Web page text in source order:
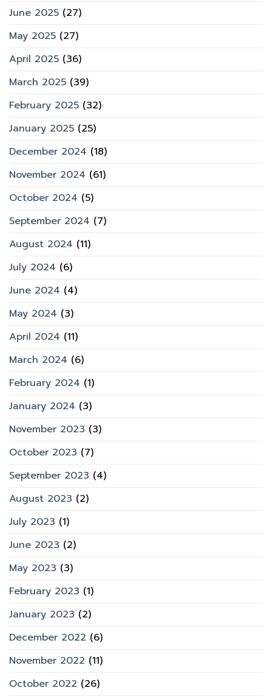
June 2025 (27)
May 2025 (27)
April 2025 (36)
March 2025 (39)
February 2025 (32)
January 2025 (25)
December 2024 (18)
November 2024 (61)
October 2024 (5)
September 2024 (7)
August 2024 (11)
July 2024 (6)
June 2024 (4)
May 2024 (3)
April 2024 (11)
March 2024 (6)
February 2024 (1)
January 2024 (3)
November 2023 (3)
October 2023 (7)
September 2023 (4)
August 2023 (2)
July 2023 (1)
June 2023 (2)
May 2023 (3)
February 2023 (1)
January 2023 (2)
December 2022 (6)
November 2022 (11)
October 2022 (26)